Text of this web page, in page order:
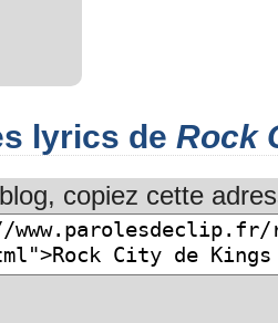
lyrics de Rock
copiez cette